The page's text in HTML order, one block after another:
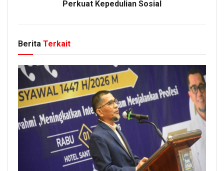
Perkuat Kepedulian Sosial
Berita Terkait